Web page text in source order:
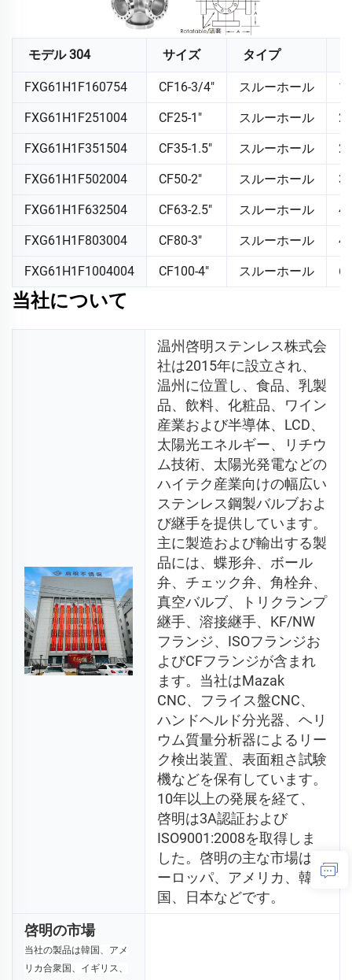
モデル 304 サイズ タイプ
FXG61H1F160754 CF16-3/4" スルーホール
FXG61H1F251004 CF25-1" スルーホール
FXG61H1F351504 CF35-1.5" スルーホール
FXG61H1F502004 CF50-2" スルーホール
FXG61H1F632504 CF63-2.5" スルーホール
FXG61H1F803004 CF80-3" スルーホール
FXG61H1F1004004 CF100-4" スルーホール
当社について
温州啓明ステンレス株式会
社は2015年に設立され、
温州に位置し、食品、乳製
品、飲料、化粧品、ワイン
産業および半導体、LCD、
太陽光エネルギー、リチウ
ム技術、太陽光発電などの
ハイテク産業向けの幅広い
ステンレス鋼製バルブおよ
び継手を提供しています。
主に製造および輸出する製
品には、蝶形弁、ボール
弁、チェック弁、角栓弁、
真空バルブ、トリクランプ
継手、溶接継手、KF/NW
フランジ、ISOフランジお
よびCFフランジが含まれ
ます。当社はMazak
CNC、フライス盤CNC、
ハンドヘルド分光器、ヘリ
ウム質量分析器によるリー
ク検出装置、表面粗さ試験
機などを保有しています。
10年以上の発展を経て、
啓明は3A認証および
ISO9001:2008を取得しま
した。啓明の主な市場はヨ
ーロッパ、アメリカ、韓
国、日本などです。
啓明の市場
当社の製品は韓国、アメ
リカ合衆国、イギリス、